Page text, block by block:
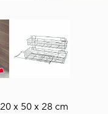
20 x 50 x 28 cm